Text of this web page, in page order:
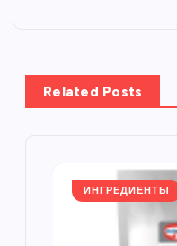
а
ц
Related Posts
ИНГРЕДИЕНТЫ